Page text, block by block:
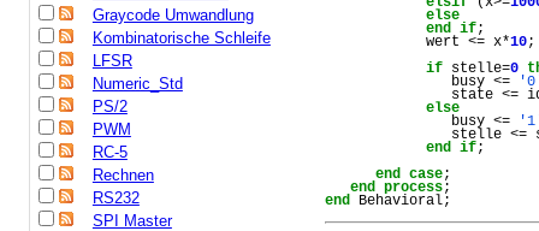
Graycode Umwandlung
Kombinatorische Schleife
LFSR
Numeric_Std
PS/2
PWM
RC-5
Rechnen
RS232
SPI Master
else
end
if;
            wert <= x*
10;
if stelle=0
               busy <=
state <=
else
               busy <=
stelle <=
end
if;
end
case;
end
process
end
Behavioral;